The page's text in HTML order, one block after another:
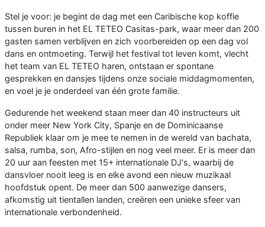
Stel je voor: je begint de dag met een Caribische kop koffie
tussen buren in het EL TETEO Casitas-park, waar meer dan 200
gasten samen verblijven en zich voorbereiden op een dag vol
dans en ontmoeting. Terwijl het festival tot leven komt, vlecht
het team van EL TETEO haren, ontstaan er spontane
gesprekken en dansjes tijdens onze sociale middagmomenten,
en voel je je onderdeel van één grote familie.
Gedurende het weekend staan meer dan 40 instructeurs uit
onder meer New York City, Spanje en de Dominicaanse
Republiek klaar om je mee te nemen in de wereld van bachata,
salsa, rumba, son, Afro-stijlen en nog veel meer. Er is meer dan
20 uur aan feesten met 15+ internationale DJ's, waarbij de
dansvloer nooit leeg is en elke avond een nieuw muzikaal
hoofdstuk opent. De meer dan 500 aanwezige dansers,
afkomstig uit tientallen landen, creëren een unieke sfeer van
internationale verbondenheid.